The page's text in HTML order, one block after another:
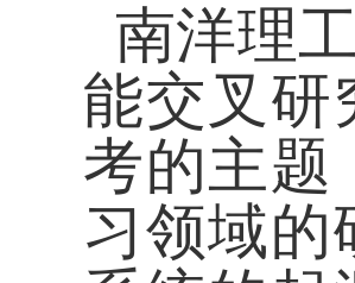
南洋理
能交叉研
考的主题
习领域的